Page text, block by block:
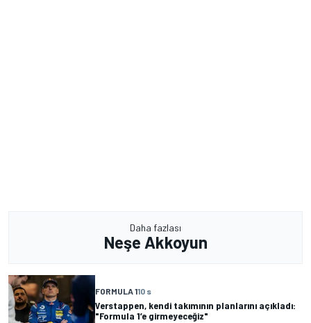
Daha fazlası
Neşe Akkoyun
FORMULA 110 s
Verstappen, kendi takımının planlarını açıkladı:
"Formula 1’e girmeyeceğiz"